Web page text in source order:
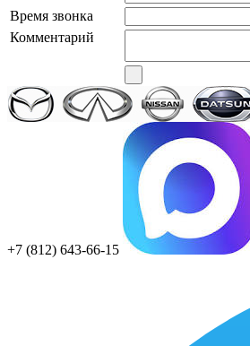
Время звонка
Комментарий
+7 (812) 643-66-15